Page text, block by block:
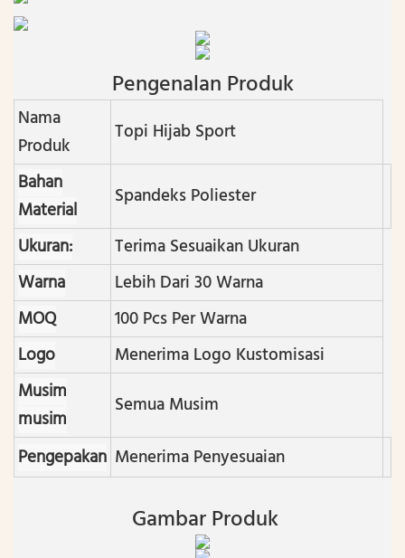
Pengenalan Produk
Nama
Produk
Topi Hijab Sport
Bahan
Material
Spandeks Poliester
Ukuran:
Terima Sesuaikan Ukuran
Warna
Lebih Dari 30 Warna
MOQ
100 Pcs Per Warna
Logo
Menerima Logo Kustomisasi
Musim
musim
Semua Musim
Pengepakan Menerima Penyesuaian
Gambar Produk